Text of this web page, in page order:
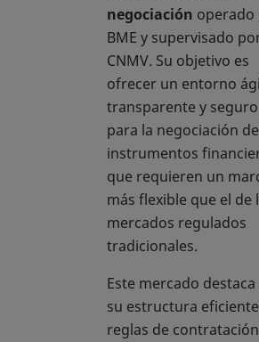
negociación operado
BME y supervisado
CNMV. Su objetivo es
ofrecer un entorno
transparente y seguro
para la negociación de
instrumentos
que requieren un
más flexible que el de
mercados regulados
tradicionales.
Este mercado
su estructura
reglas de contratación